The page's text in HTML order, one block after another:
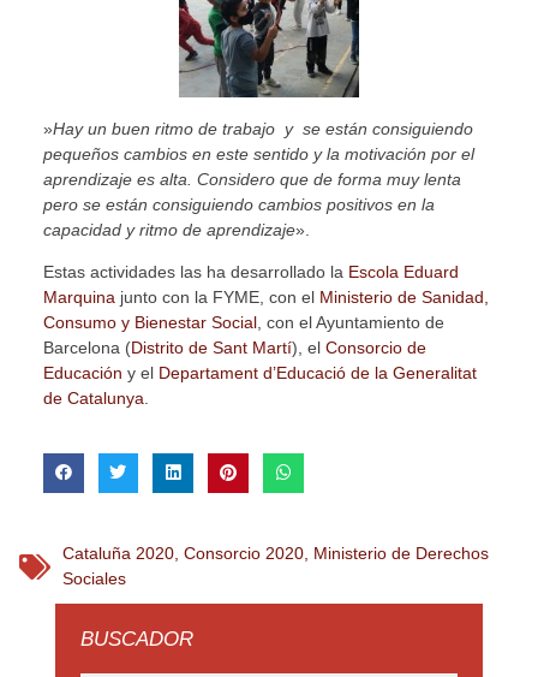
»Hay un buen ritmo de trabajo y se están consiguiendo
pequeños cambios en este sentido y la motivación por el
aprendizaje es alta. Considero que de forma muy lenta
pero se están consiguiendo cambios positivos en la
capacidad y ritmo de aprendizaje».
Estas actividades las ha desarrollado la Escola Eduard
Marquinajunto con la FYME, con el Ministerio de Sanidad,
Consumo y Bienestar Social, con el Ayuntamiento de
Barcelona (Distrito de Sant Martí), el Consorcio de
Educación y el Departament d’Educació de la Generalitat
de Catalunya.
Cataluña 2020, Consorcio 2020, Ministerio de Derechos
Sociales
BUSCADOR